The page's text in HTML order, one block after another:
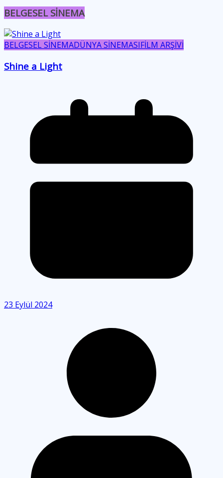
BELGESEL SİNEMA
BELGESEL SİNEMADÜNYA SİNEMASIFİLM ARŞİVİ
Shine a Light
23 Eylül 2024